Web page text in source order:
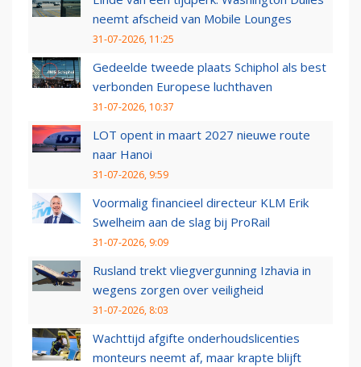
neemt afscheid van Mobile Lounges
31-07-2026, 11:25
Gedeelde tweede plaats Schiphol als best
verbonden Europese luchthaven
31-07-2026, 10:37
LOT opent in maart 2027 nieuwe route
naar Hanoi
31-07-2026, 9:59
Voormalig financieel directeur KLM Erik
Swelheim aan de slag bij ProRail
31-07-2026, 9:09
Rusland trekt vliegvergunning Izhavia in
wegens zorgen over veiligheid
31-07-2026, 8:03
Wachttijd afgifte onderhoudslicenties
monteurs neemt af, maar krapte blijft